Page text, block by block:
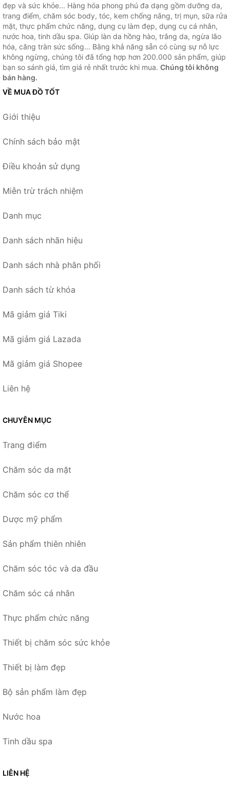
đẹp và sức khỏe... Hàng hóa phong phú đa dạng gồm dưỡng da,
trang điểm, chăm sóc body, tóc, kem chống nắng, trị mụn, sữa rửa
mặt, thực phẩm chức năng, dụng cụ làm đẹp, dụng cụ cá nhân,
nước hoa, tinh dầu spa. Giúp làn da hồng hào, trắng da, ngừa lão
hóa, căng tràn sức sống... Bằng khả năng sẵn có cùng sự nỗ lực
không ngừng, chúng tôi đã tổng hợp hơn 200.000 sản phẩm, giúp
bạn so sánh giá, tìm giá rẻ nhất trước khi mua. Chúng tôi không
bán hàng.
VỀ MUA ĐỒ TỐT
Giới thiệu
Chính sách bảo mật
Điều khoản sử dụng
Miễn trừ trách nhiệm
Danh mục
Danh sách nhãn hiệu
Danh sách nhà phân phối
Danh sách từ khóa
Mã giảm giá Tiki
Mã giảm giá Lazada
Mã giảm giá Shopee
Liên hệ
CHUYÊN MỤC
Trang điểm
Chăm sóc da mặt
Chăm sóc cơ thể
Dược mỹ phẩm
Sản phẩm thiên nhiên
Chăm sóc tóc và da đầu
Chăm sóc cá nhân
Thực phẩm chức năng
Thiết bị chăm sóc sức khỏe
Thiết bị làm đẹp
Bộ sản phẩm làm đẹp
Nước hoa
Tinh dầu spa
LIÊN HỆ